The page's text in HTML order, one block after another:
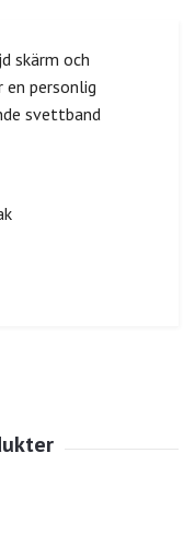
skärm och
personlig
svettband